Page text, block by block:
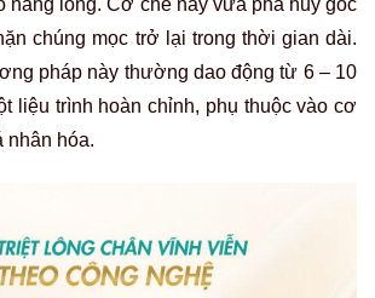
chúng mọc trở lại trong thời gian dài.
pháp này thường dao động từ 6 – 10
liệu trình hoàn chỉnh, phụ thuộc vào cơ
nhân hóa.